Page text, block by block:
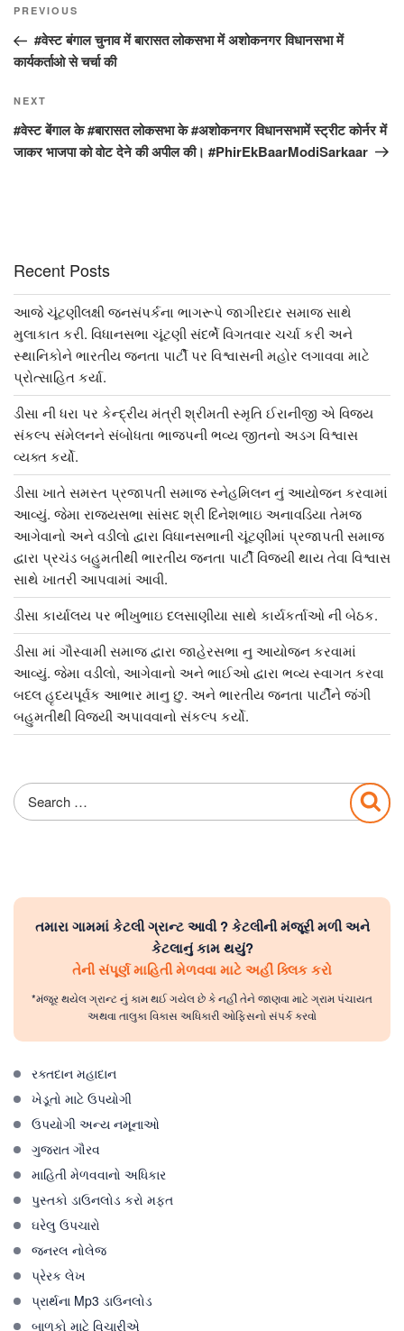
navigation
Previous
Post
PREVIOUS
#वेस्ट बंगाल चुनाव में बारासत लोकसभा में अशोकनगर विधानसभा में
कार्यकर्ताओ से चर्चा की
Next
Post
NEXT
#वेस्ट बेंगाल के #बारासत लोकसभा के #अशोकनगर विधानसभामें स्ट्रीट कोर्नर में
जाकर भाजपा को वोट देने की अपील की। #PhirEkBaarModiSarkaar
Recent Posts
આજે ચૂંટણીલક્ષી જનસંપર્કના ભાગરૂપે જાગીરદાર સમાજ સાથે
મુલાકાત કરી. વિધાનસભા ચૂંટણી સંદર્ભે વિગતવાર ચર્ચા કરી અને
સ્થાનિકોને ભારતીય જનતા પાર્ટી પર વિશ્વાસની મહોર લગાવવા માટે
પ્રોત્સાહિત કર્યા.
ડીસા ની ધરા પર કેન્દ્રીય મંત્રી શ્રીમતી સ્મૃતિ ઈરાનીજી એ વિજય
સંકલ્પ સંમેલનને સંબોધતા ભાજપની ભવ્ય જીતનો અડગ વિશ્વાસ
વ્યક્ત કર્યો.
ડીસા ખાતે સમસ્ત પ્રજાપતી સમાજ સ્નેહમિલન નું આયોજન કરવામાં
આવ્યું. જેમા રાજ્યસભા સાંસદ શ્રી દિનેશભાઇ અનાવડિયા તેમજ
આગેવાનો અને વડીલો દ્વારા વિધાનસભાની ચૂંટણીમાં પ્રજાપતી સમાજ
દ્વારા પ્રચંડ બહુમતીથી ભારતીય જનતા પાર્ટી વિજયી થાય તેવા વિશ્વાસ
સાથે ખાતરી આપવામાં આવી.
ડીસા કાર્યાલય પર ભીખુભાઇ દલસાણીયા સાથે કાર્યકર્તાઓ ની બેઠક.
ડીસા માં ગૌસ્વામી સમાજ દ્વારા જાહેરસભા નુ આયોજન કરવામાં
આવ્યું. જેમા વડીલો, આગેવાનો અને ભાઈઓ દ્વારા ભવ્ય સ્વાગત કરવા
બદલ હૃદયપૂર્વક આભાર માનુ છુ. અને ભારતીય જનતા પાર્ટીને જંગી
બહુમતીથી વિજયી અપાવવાનો સંકલ્પ કર્યો.
Search
for:
તમારા ગામમાં કેટલી ગ્રાન્ટ આવી ? કેટલીની મંજૂરી મળી અને
કેટલાનું કામ થયું?
તેની સંપૂર્ણ માહિતી મેળવવા માટે અહીં ક્લિક કરો
*મંજૂર થયેલ ગ્રાન્ટ નું કામ થઈ ગયેલ છે કે નહીં તેને જાણવા માટે ગ્રામ પંચાયત
અથવા તાલુકા વિકાસ અધિકારી ઓફિસનો સંપર્ક કરવો
રક્તદાન મહાદાન
ખેડૂતો માટે ઉપયોગી
ઉપયોગી અન્ય નમૂનાઓ
ગુજરાત ગૌરવ
માહિતી મેળવવાનો અધિકાર
પુસ્તકો ડાઉનલોડ કરો મફત
ઘરેલુ ઉપચારો
જનરલ નોલેજ
પ્રેરક લેખ
પ્રાર્થના Mp3 ડાઉનલોડ
બાળકો માટે વિચારીએ